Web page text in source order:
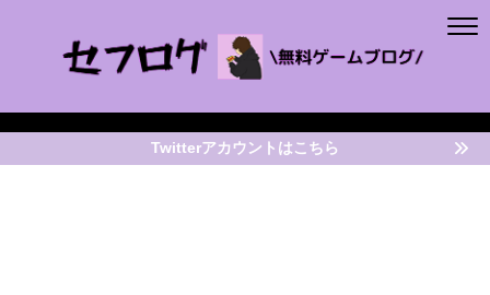
Twitterアカウントはこちら